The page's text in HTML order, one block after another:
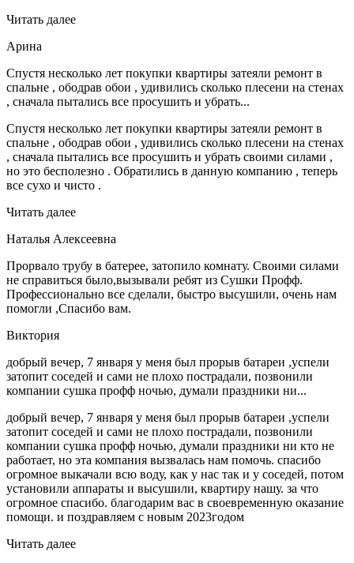
Читать далее
Арина
Спустя несколько лет покупки квартиры затеяли ремонт в
спальне , ободрав обои , удивились сколько плесени на стенах
, сначала пытались все просушить и убрать...
Спустя несколько лет покупки квартиры затеяли ремонт в
спальне , ободрав обои , удивились сколько плесени на стенах
, сначала пытались все просушить и убрать своими силами ,
но это бесполезно . Обратились в данную компанию , теперь
все сухо и чисто .
Читать далее
Наталья Алексеевна
Прорвало трубу в батерее, затопило комнату. Своими силами
не справиться было,вызывали ребят из Сушки Профф.
Профессионально все сделали, быстро высушили, очень нам
помогли ,Спасибо вам.
Виктория
добрый вечер, 7 января у меня был прорыв батареи ,успели
затопит соседей и сами не плохо пострадали, позвонили
компании сушка профф ночью, думали праздники ни...
добрый вечер, 7 января у меня был прорыв батареи ,успели
затопит соседей и сами не плохо пострадали, позвонили
компании сушка профф ночью, думали праздники ни кто не
работает, но эта компания вызвалась нам помочь. спасибо
огромное выкачали всю воду, как у нас так и у соседей, потом
установили аппараты и высушили, квартиру нашу. за что
огромное спасибо. благодарим вас в своевременную оказание
помощи. и поздравляем с новым 2023годом
Читать далее